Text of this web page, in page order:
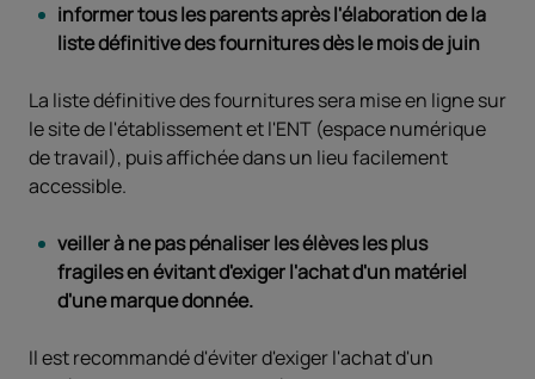
informer tous les parents après l'élaboration de la
liste définitive des fournitures dès le mois de juin
La liste définitive des fournitures sera mise en ligne sur
le site de l'établissement et l'ENT (espace numérique
de travail), puis affichée dans un lieu facilement
accessible.
veiller à ne pas pénaliser les élèves les plus
fragiles en évitant d'exiger l'achat d'un matériel
d'une marque donnée.
Il est recommandé d'éviter d'exiger l'achat d'un